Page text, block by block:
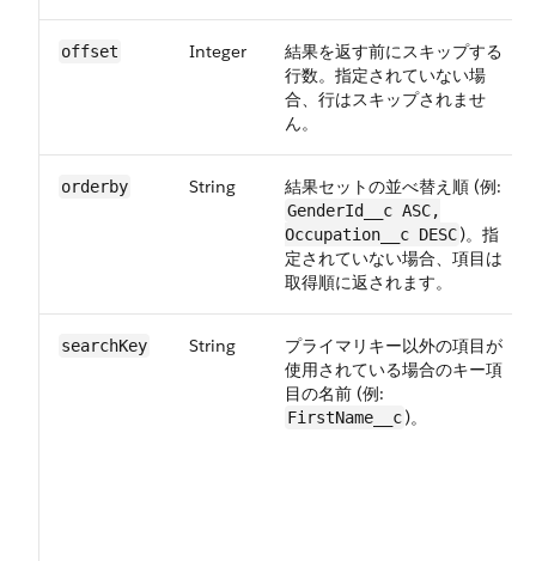
offset Integer
結果を返す前にスキップする
行数。指定されていない場
合、行はスキップされませ
ん。
orderby String 結果セットの並べ替え順 (例:
GenderId__c ASC,​
Occupation__c DESC)。指
定されていない場合、項目は
取得順に返されます。
searchKey String
プライマリキー以外の項目が
使用されている場合のキー項
目の名前 (例:
FirstName__c)。